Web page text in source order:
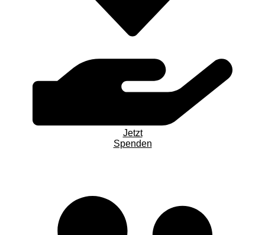
Jetzt
Spenden